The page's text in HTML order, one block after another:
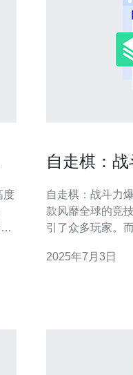
自走棋：
自走棋：战斗力爆表
款风靡全球的竞
引了众多玩家。
自走棋游戏中，
2025年7月3日